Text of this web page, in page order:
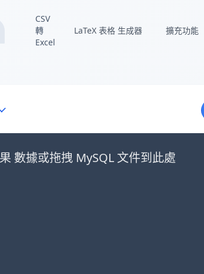
CSV
轉
Excel
LaTeX 表格 生成器 擴充功能
數據或拖拽 MySQL 文件到此處